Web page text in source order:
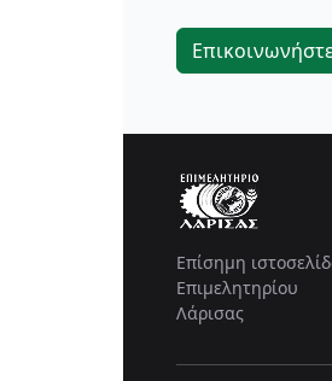
Επίσημη
Επιμελητηρίου
Λάρισας